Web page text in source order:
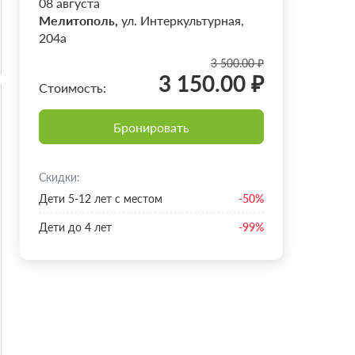
Мелитополь, ул. Интеркультурная,
204а
Стоимость:
3 500.00 ₽
3 150.00 ₽
Бронировать
Скидки:
Дети 5-12 лет с местом
-50%
Дети до 4 лет -99%